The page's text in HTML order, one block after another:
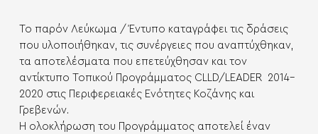
Το παρόν Λεύκωμα / Έντυπο καταγράφει τις δράσεις
που υλοποιήθηκαν, τις συνέργειες που αναπτύχθηκαν,
τα αποτελέσματα που επετεύχθησαν και τον
αντίκτυπο Τοπικού Προγράμματος CLLD/LEADER 2014–
2020 στις Περιφερειακές Ενότητες Κοζάνης και
Γρεβενών.
Η ολοκλήρωση του Προγράμματος αποτελεί έναν